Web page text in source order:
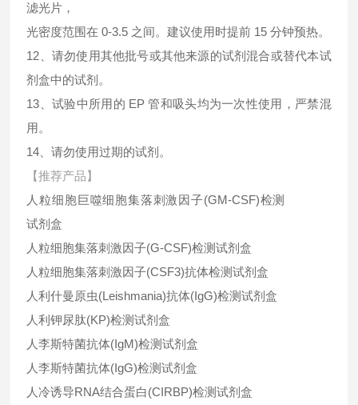
滤光片，
光密度范围在 0-3.5 之间。建议使用时提前 15 分钟预热。
12、请勿使用其他批号或其他来源的试剂混合或替代本试
剂盒中的试剂。
13、试验中所用的 EP 管和吸头均为一次性使用，严禁混
用。
14、请勿使用过期的试剂。
【推荐产品】
人粒细胞巨噬细胞集落刺激因子(GM-CSF)检测
试剂盒
人粒细胞集落刺激因子(G-CSF)检测试剂盒
人粒细胞集落刺激因子(CSF3)抗体检测试剂盒
人利什曼原虫(Leishmania)抗体(IgG)检测试剂盒
人利钾尿肽(KP)检测试剂盒
人李斯特菌抗体(IgM)检测试剂盒
人李斯特菌抗体(IgG)检测试剂盒
人冷诱导RNA结合蛋白(CIRBP)检测试剂盒